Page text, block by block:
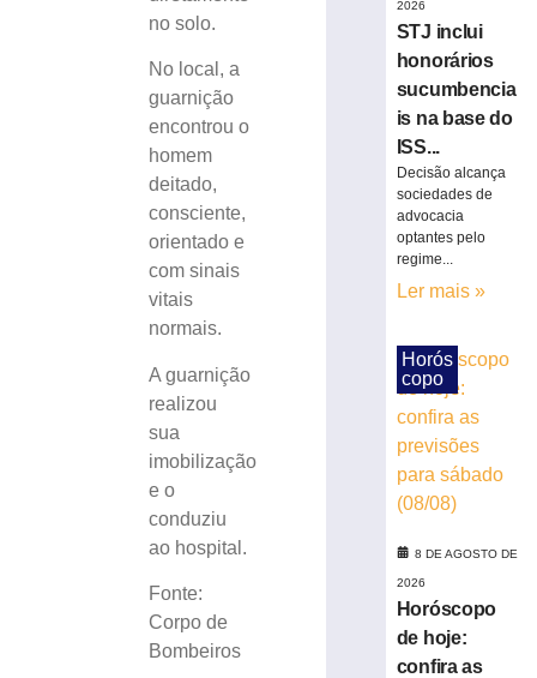
no solo.
No local, a
guarnição
encontrou o
homem
deitado,
consciente,
orientado e
com sinais
vitais
normais.
A guarnição
realizou
sua
imobilização
e o
conduziu
ao hospital.
Fonte:
Corpo de
Bombeiros
agosto
Polícia
Civil
realiza
tráfico
Bairro
Azambuja
2026
STJ inclui
honorários
sucumbencia
is na base do
ISS...
Decisão alcança
sociedades de
advocacia
optantes pelo
regime...
Ler mais »
Horós
copo
8 DE AGOSTO DE
2026
Horóscopo
de hoje:
confira as